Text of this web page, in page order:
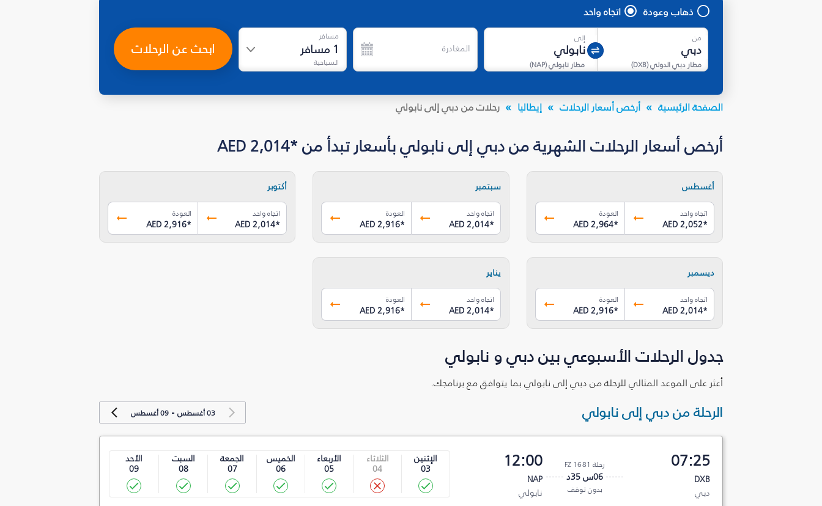
ذهاب وعودة اتجاه واحد
من
مطار دبي الدولي(
DXB
)
إلى
مطار نابولي(
NAP
)
المغادرة
مسافر
1 مسافر
السياحية
ابحث عن الرحلات
الصفحة الرئيسية أرخص أسعار الرحلات إيطاليا رحلات من دبي إلى نابولي
أرخص أسعار الرحلات الشهرية من دبي إلى نابولي بأسعار تبدأ من *AED 2,014
أغسطس
اتجاه واحد
AED 2,052*
العودة
AED 2,964*
سبتمبر
اتجاه واحد
AED 2,014*
العودة
AED 2,916*
أكتوبر
اتجاه واحد
AED 2,014*
العودة
AED 2,916*
ديسمبر
اتجاه واحد
AED 2,014*
العودة
AED 2,916*
يناير
اتجاه واحد
AED 2,014*
العودة
AED 2,916*
جدول الرحلات الأسبوعي بين دبي و نابولي
أعثر على الموعد المثالي للرحلة من دبي إلى نابولي بما يتوافق مع برنامجك.
الرحلة من دبي إلى نابولي 03 أغسطس -09 أغسطس
07:25
DXB
دبي
رحلة FZ 1681
06س 35د
بدون توقف
12:00
NAP
نابولي
الإثنين
03
الثلاثاء
04
الأربعاء
05
الخميس
06
الجمعة
07
السبت
08
الأحد
09